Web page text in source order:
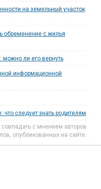
на земельный участок
обременение с жилья
ли его вернуть
информационной
следует знать родителям
с мнением авторов
опубликованных на сайте.